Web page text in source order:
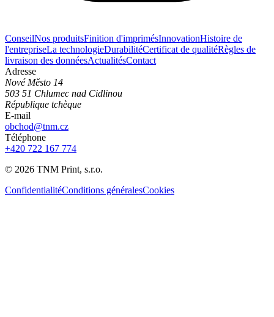
ConseilNos produitsFinition d'imprimésInnovationHistoire de
l'entrepriseLa technologieDurabilitéCertificat de qualitéRègles de
livraison des donnéesActualitésContact
Adresse
Nové Město 14
503 51 Chlumec nad Cidlinou
République tchèque
E-mail
obchod@tnm.cz
Téléphone
+420 722 167 774
© 2026 TNM Print, s.r.o.
ConfidentialitéConditions généralesCookies